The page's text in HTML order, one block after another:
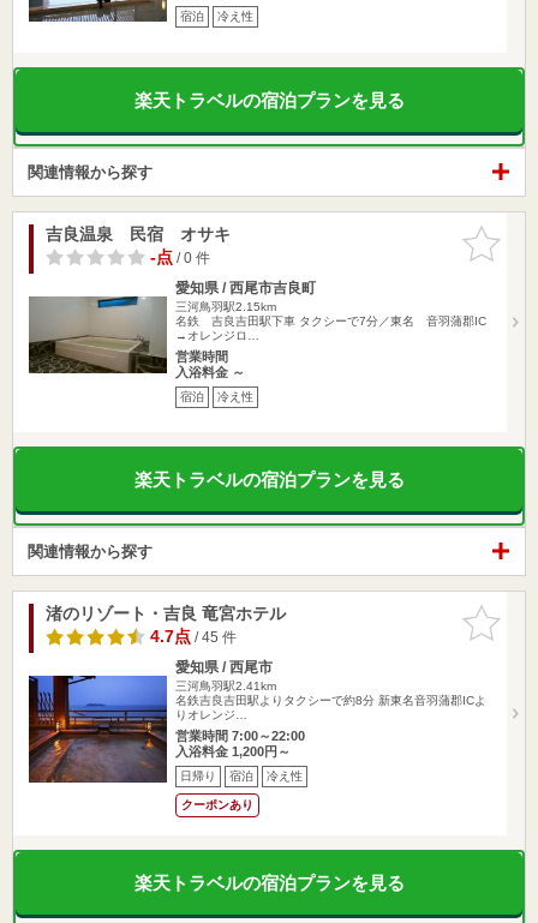
宿泊 冷え性
楽天トラベルの宿泊プランを見る
関連情報から探す
お気に入
りに追加
吉良温泉 民宿 オサキ
-点/ 0 件
愛知県 / 西尾市吉良町
三河鳥羽駅2.15km
名鉄 吉良吉田駅下車 タクシーで7分／東名 音羽蒲郡IC
→オレンジロ…
営業時間
入浴料金 ～
宿泊 冷え性
楽天トラベルの宿泊プランを見る
関連情報から探す
お気に入
りに追加
渚のリゾート・吉良 竜宮ホテル
4.7点/ 45 件
愛知県 / 西尾市
三河鳥羽駅2.41km
名鉄吉良吉田駅よりタクシーで約8分 新東名音羽蒲郡ICよ
りオレンジ…
営業時間 7:00～22:00
入浴料金 1,200円～
日帰り 宿泊 冷え性
クーポンあり
楽天トラベルの宿泊プランを見る